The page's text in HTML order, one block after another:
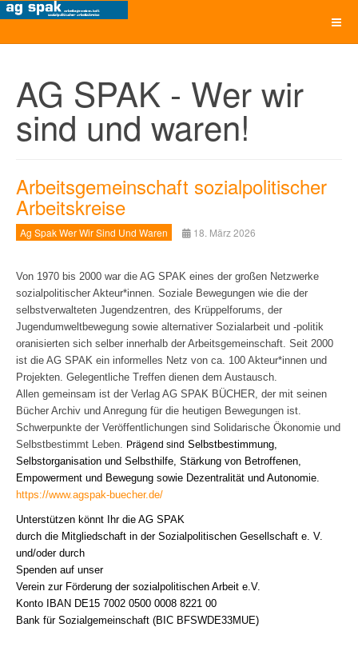
AG SPAK - Wer wir
sind und waren!
Arbeitsgemeinschaft sozialpolitischer
Arbeitskreise
Ag Spak Wer Wir Sind Und Waren 18. März 2026
Von 1970 bis 2000 war die AG SPAK eines der großen Netzwerke
sozialpolitischer Akteur*innen. Soziale Bewegungen wie die der
selbstverwalteten Jugendzentren, des Krüppelforums, der
Jugendumweltbewegung sowie alternativer Sozialarbeit und -politik
oranisierten sich selber innerhalb der Arbeitsgemeinschaft. Seit 2000
ist die AG SPAK ein informelles Netz von ca. 100 Akteur*innen und
Projekten. Gelegentliche Treffen dienen dem Austausch.
Allen gemeinsam ist der Verlag AG SPAK BÜCHER, der mit seinen
Bücher Archiv und Anregung für die heutigen Bewegungen ist.
Schwerpunkte der Veröffentlichungen sind Solidarische Ökonomie und
Selbstbestimmt Leben. Prägend sind Selbstbestimmung,
Selbstorganisation und Selbsthilfe, Stärkung von Betroffenen,
Empowerment und Bewegung sowie Dezentralität und Autonomie.
https://www.agspak-buecher.de/
Unterstützen könnt Ihr die AG SPAK
durch die Mitgliedschaft in der Sozialpolitischen Gesellschaft e. V.
und/oder durch
Spenden auf unser
Verein zur Förderung der sozialpolitischen Arbeit e.V.
Konto IBAN DE15 7002 0500 0008 8221 00
Bank für Sozialgemeinschaft (BIC BFSWDE33MUE)